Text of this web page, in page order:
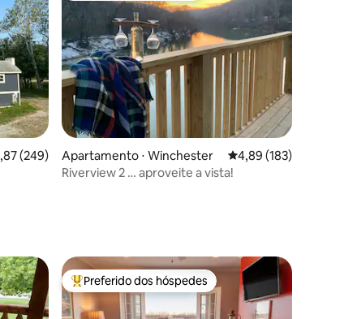
de uma avaliação média de 5, 249 avaliações
(249)
Apartamento ⋅ Winchester 4,89 de uma avaliação
4,89 (183)
Riverview 2 … aproveite a vista!
Entre os melhores preferidos dos hóspedes
Preferido dos hóspedes